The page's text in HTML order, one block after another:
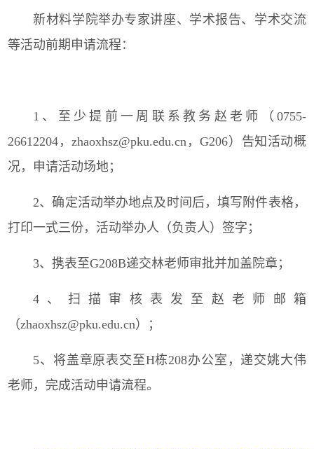
新材料学院举办专家讲座、学术报告、学术交流
等活动前期申请流程：
1、至少提前一周联系教务赵老师（0755-
26612204，zhaoxhsz@pku.edu.cn，G206）告知活动概
况，申请活动场地；
2、确定活动举办地点及时间后，填写附件表格，
打印一式三份，活动举办人（负责人）签字；
3、携表至G208B递交林老师审批并加盖院章；
4、扫描审核表发至赵老师邮箱
（zhaoxhsz@pku.edu.cn）；
5、将盖章原表交至H栋208办公室，递交姚大伟
老师，完成活动申请流程。